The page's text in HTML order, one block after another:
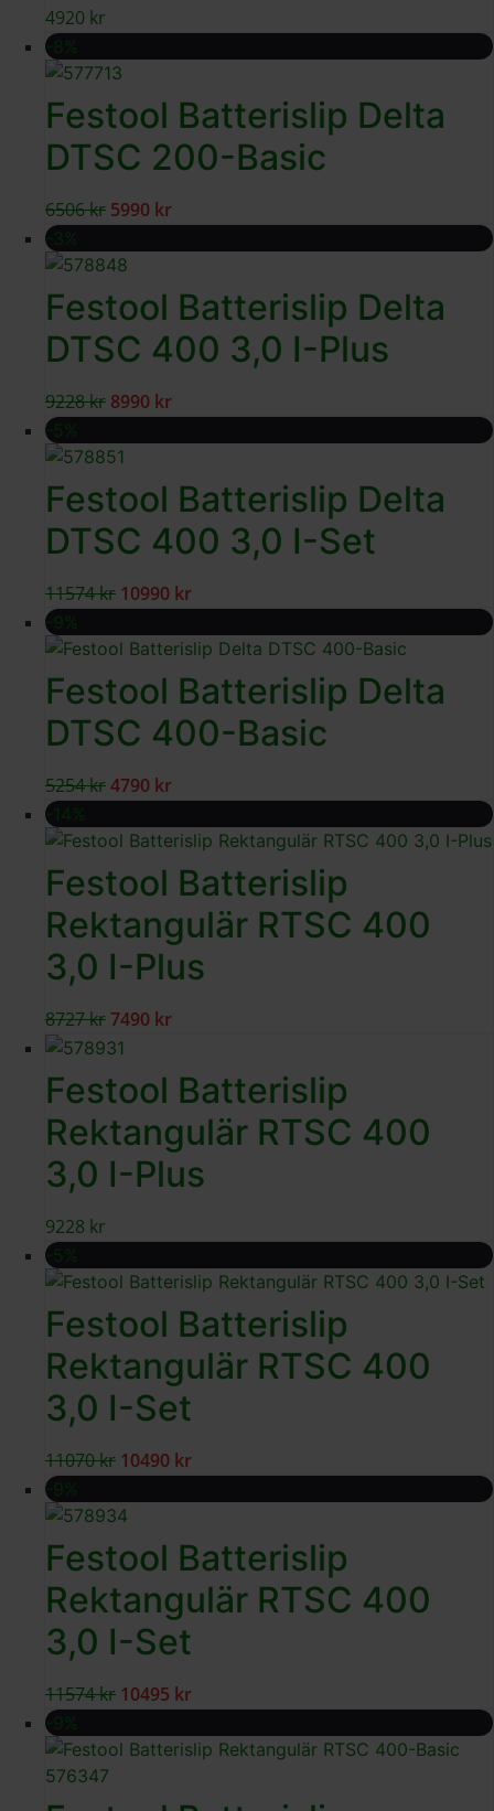
4920 kr
-8%
Festool Batterislip Delta
DTSC 200-Basic
6506kr 5990 kr
-3%
Festool Batterislip Delta
DTSC 400 3,0 I-Plus
9228kr 8990 kr
-5%
Festool Batterislip Delta
DTSC 400 3,0 I-Set
11574kr 10990 kr
-9%
Festool Batterislip Delta
DTSC 400-Basic
5254kr4790 kr
-14%
Festool Batterislip
Rektangulär RTSC 400
3,0 I-Plus
8727kr 7490 kr
Festool Batterislip
Rektangulär RTSC 400
3,0 I-Plus
9228 kr
-5%
Festool Batterislip
Rektangulär RTSC 400
3,0 I-Set
11070kr 10490 kr
-9%
Festool Batterislip
Rektangulär RTSC 400
3,0 I-Set
11574kr 10495 kr
-9%